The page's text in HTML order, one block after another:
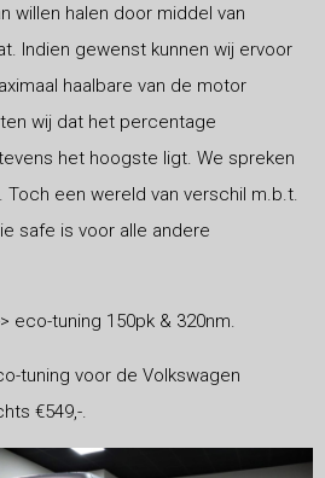
willen halen door middel van
Indien gewenst kunnen wij ervoor
haalbare van de motor
wij dat het percentage
het hoogste ligt. We spreken
Toch een wereld van verschil m.b.t.
safe is voor alle andere
eco-tuning 150pk & 320nm.
tuning voor de Volkswagen
€549,-.